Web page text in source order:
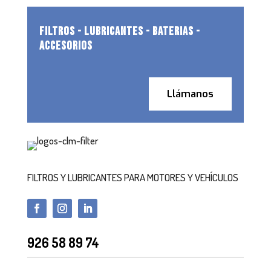
FILTROS - LUBRICANTES - BATERIAS -
ACCESORIOS
Llámanos
FILTROS Y LUBRICANTES PARA MOTORES Y VEHÍCULOS
926 58 89 74